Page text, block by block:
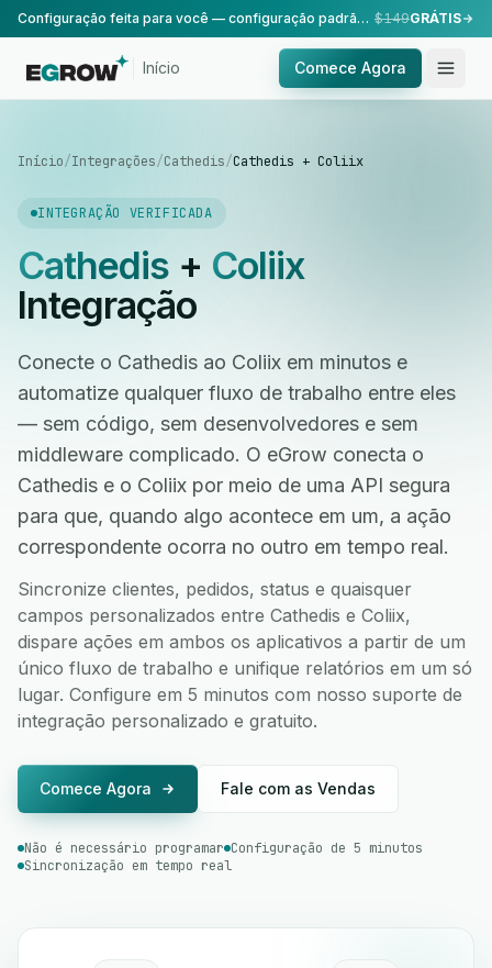
Configuração feita para você — configuração padrão, realizada pela nossa equipe. $149GRÁTIS
Início Comece Agora
Início/Integrações/Cathedis/Cathedis + Coliix
INTEGRAÇÃO VERIFICADA
Cathedis+ Coliix
Integração
Conecte o Cathedis ao Coliix em minutos e
automatize qualquer fluxo de trabalho entre eles
— sem código, sem desenvolvedores e sem
middleware complicado. O eGrow conecta o
Cathedis e o Coliix por meio de uma API segura
para que, quando algo acontece em um, a ação
correspondente ocorra no outro em tempo real.
Sincronize clientes, pedidos, status e quaisquer
campos personalizados entre Cathedis e Coliix,
dispare ações em ambos os aplicativos a partir de um
único fluxo de trabalho e unifique relatórios em um só
lugar. Configure em 5 minutos com nosso suporte de
integração personalizado e gratuito.
Comece Agora Fale com as Vendas
Não é necessário programar Configuração de 5 minutos
Sincronização em tempo real